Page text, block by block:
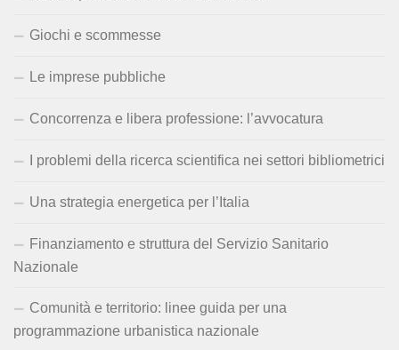
Giochi e scommesse
Le imprese pubbliche
Concorrenza e libera professione: l’avvocatura
I problemi della ricerca scientifica nei settori bibliometrici
Una strategia energetica per l’Italia
Finanziamento e struttura del Servizio Sanitario
Nazionale
Comunità e territorio: linee guida per una
programmazione urbanistica nazionale